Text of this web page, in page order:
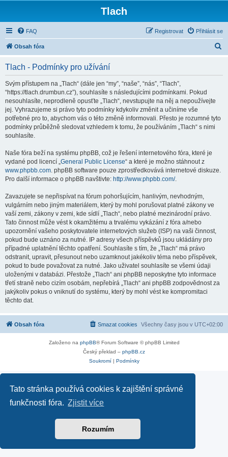
Tato stránka používá cookies k zajištění správné
funkčnosti fóra. Zjistit více
Rozumím
Tlach
FAQ Přihlásit se
Registrovat
Obsah fóra
Tlach - Podmínky pro užívání
Svým přístupem na „Tlach“ (dále jen “my”, “naše”, “nás”, “Tlach”,
“https://tlach.drumbun.cz”), souhlasíte s následujícími podmínkami. Pokud
nesouhlasíte, neprodleně opusťte „Tlach“, nevstupujte na něj a nepoužívejte
jej. Vyhrazujeme si právo tyto podmínky kdykoliv změnit a učiníme vše
potřebné pro to, abychom vás o této změně informovali. Přesto je rozumné tyto
podmínky průběžně sledovat vzhledem k tomu, že používáním „Tlach“ s nimi
souhlasíte.
Naše fóra beží na systému phpBB, což je řešení internetového fóra, které je
vydané pod licencí „General Public License“ a které je možno stáhnout z
www.phpbb.com. phpBB software pouze zprostředkovává internetové diskuze.
Pro další informace o phpBB navštivte: http://www.phpbb.com/.
Zavazujete se nepřispívat na fórum pohoršujícím, hanlivým, nevhodným,
vulgárním nebo jiným materiálem, který by mohl porušovat platné zákony ve
vaší zemi, zákony v zemi, kde sídlí „Tlach“, nebo platné mezinárodní právo.
Tato činnost může vést k okamžitému a trvalému vykázání z fóra a/nebo
upozornění vašeho poskytovatele internetových služeb (ISP) na vaši činnost,
pokud bude uznáno za nutné. IP adresy všech příspěvků jsou ukládány pro
případné uplatnění těchto opatření. Souhlasíte s tím, že „Tlach“ má právo
odstranit, upravit, přesunout nebo uzamknout jakékoliv téma nebo příspěvek,
pokud to bude považovat za nutné. Jako uživatel souhlasíte se všemi údaji
uloženými v databázi. Přestože „Tlach“ ani phpBB neposkytne tyto informace
třetí straně nebo cizím osobám, nepřebírá „Tlach“ ani phpBB zodpovědnost za
jakýkoliv pokus o vniknutí do systému, který by mohl vést ke kompromitaci
těchto dat.
Obsah fóra Všechny časy jsou v UTC+02:00
Smazat cookies
Založeno na phpBB® Forum Software © phpBB Limited
Český překlad – phpBB.cz
Soukromí| Podmínky